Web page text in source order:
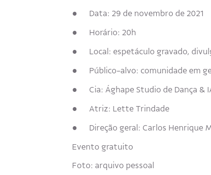
● Data: 29 de novembro de 2021
● Horário: 20h
● Local: espetáculo gravado,
● Público-alvo: comunidade em
● Cia: Ághape Studio de Dança &
● Atriz: Lette Trindade
● Direção geral: Carlos Henrique
Evento gratuito
Foto: arquivo pessoal